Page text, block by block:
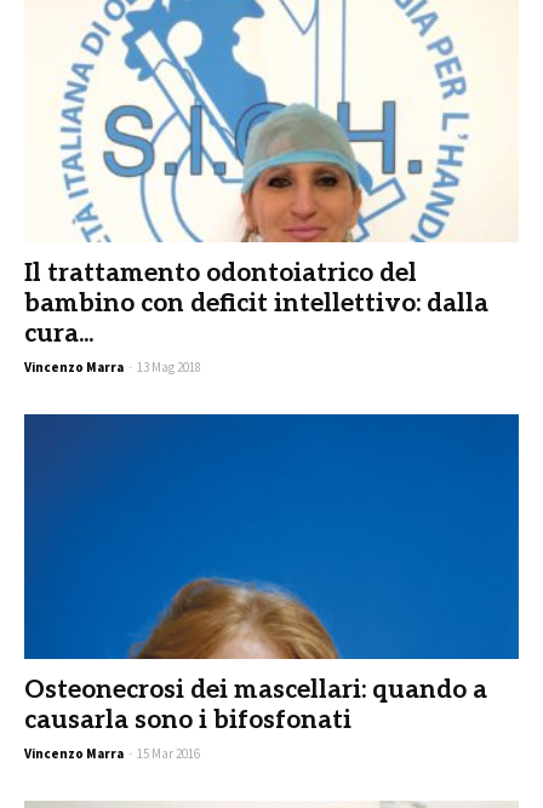
Il trattamento odontoiatrico del
bambino con deficit intellettivo: dalla
cura...
Vincenzo Marra - 13 Mag 2018
Osteonecrosi dei mascellari: quando a
causarla sono i bifosfonati
Vincenzo Marra - 15 Mar 2016